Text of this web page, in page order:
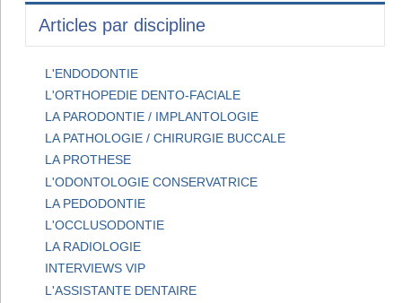
Articles par discipline
L'ENDODONTIE
L'ORTHOPEDIE DENTO-FACIALE
LA PARODONTIE / IMPLANTOLOGIE
LA PATHOLOGIE / CHIRURGIE BUCCALE
LA PROTHESE
L'ODONTOLOGIE CONSERVATRICE
LA PEDODONTIE
L'OCCLUSODONTIE
LA RADIOLOGIE
INTERVIEWS VIP
L'ASSISTANTE DENTAIRE